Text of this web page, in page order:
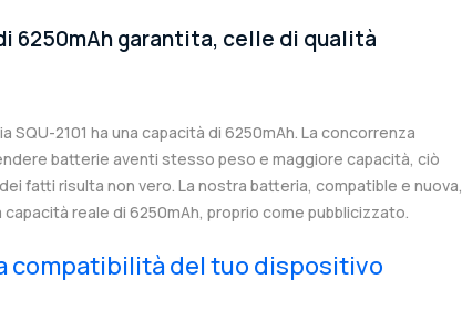
6250mAh garantita, celle di qualità
SQU-2101 ha una capacità di 6250mAh. La concorrenza
batterie aventi stesso peso e maggiore capacità, ciò
fatti risulta non vero. La nostra batteria, compatible e nuova,
capacità reale di 6250mAh, proprio come pubblicizzato.
compatibilità del tuo dispositivo